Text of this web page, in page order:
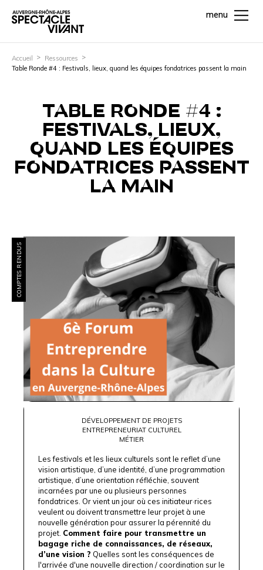
menu
Accueil
Ressources
Table Ronde #4 : Festivals, lieux, quand les équipes fondatrices passent la main
TABLE RONDE #4 :
FESTIVALS, LIEUX,
QUAND LES ÉQUIPES
FONDATRICES PASSENT
LA MAIN
COMPTES RENDUS
DÉVELOPPEMENT DE PROJETS
ENTREPRENEURIAT CULTUREL
MÉTIER
Les festivals et les lieux culturels sont le reflet d’une
vision artistique, d’une identité, d’une programmation
artistique, d’une orientation réfléchie, souvent
incarnées par une ou plusieurs personnes
fondatrices. Or vient un jour où ces initiateur·rices
veulent ou doivent transmettre leur projet à une
nouvelle génération pour assurer la pérennité du
projet. Comment faire pour transmettre un
bagage riche de connaissances, de réseaux,
d’une vision ? Quelles sont les conséquences de
l'arrivée d'une nouvelle direction / coordination sur le